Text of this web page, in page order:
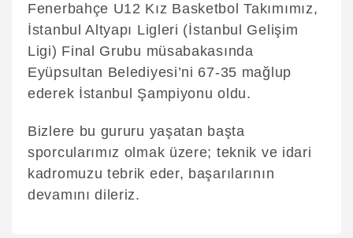
Fenerbahçe U12 Kız Basketbol Takımımız,
İstanbul Altyapı Ligleri (İstanbul Gelişim
Ligi) Final Grubu müsabakasında
Eyüpsultan Belediyesi’ni 67-35 mağlup
ederek İstanbul Şampiyonu oldu.
Bizlere bu gururu yaşatan başta
sporcularımız olmak üzere; teknik ve idari
kadromuzu tebrik eder, başarılarının
devamını dileriz.